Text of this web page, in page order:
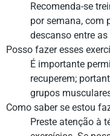
Recomenda-se
por semana, com
descanso entre as
Posso fazer esses
É importante
recuperem;
grupos
Como saber se estou
Preste atenção à